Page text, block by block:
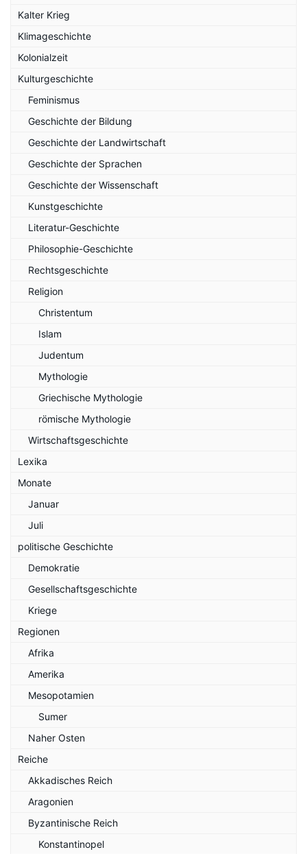
Kalter Krieg
Klimageschichte
Kolonialzeit
Kulturgeschichte
Feminismus
Geschichte der Bildung
Geschichte der Landwirtschaft
Geschichte der Sprachen
Geschichte der Wissenschaft
Kunstgeschichte
Literatur-Geschichte
Philosophie-Geschichte
Rechtsgeschichte
Religion
Christentum
Islam
Judentum
Mythologie
Griechische Mythologie
römische Mythologie
Wirtschaftsgeschichte
Lexika
Monate
Januar
Juli
politische Geschichte
Demokratie
Gesellschaftsgeschichte
Kriege
Regionen
Afrika
Amerika
Mesopotamien
Sumer
Naher Osten
Reiche
Akkadisches Reich
Aragonien
Byzantinische Reich
Konstantinopel